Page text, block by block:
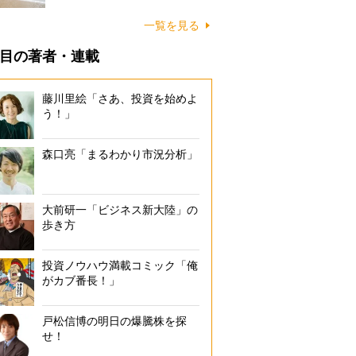
一覧を見る
の著者・連載
藤川里絵「さあ、投資を始めよ
う！」
森口亮「まるわかり市況分析」
大前研一「ビジネス新大陸」の
歩き方
投資ノウハウ満載コミック「俺
がカブ番長！」
戸松信博の明日の爆騰株を探
せ！